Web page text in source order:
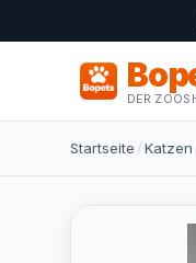
DER
Startseite /Katzen